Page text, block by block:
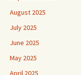
August 2025
July 2025
June 2025
May 2025
April 2025